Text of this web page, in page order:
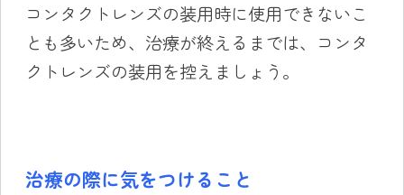
コンタクトレンズの装用時に使用できないこ
とも多いため、治療が終えるまでは、コンタ
クトレンズの装用を控えましょう。
治療の際に気をつけること